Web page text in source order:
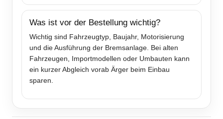
Was ist vor der Bestellung wichtig?
Wichtig sind Fahrzeugtyp, Baujahr, Motorisierung
und die Ausführung der Bremsanlage. Bei alten
Fahrzeugen, Importmodellen oder Umbauten kann
ein kurzer Abgleich vorab Ärger beim Einbau
sparen.